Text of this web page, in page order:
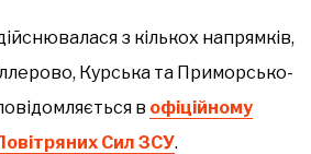
з кількох напрямків,
Курська та Приморсько-
в офіційному
Сил ЗСУ.